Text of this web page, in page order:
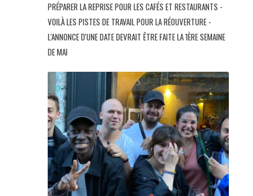
PRÉPARER LA REPRISE POUR LES CAFÉS ET RESTAURANTS -
VOILÀ LES PISTES DE TRAVAIL POUR LA RÉOUVERTURE -
L'ANNONCE D'UNE DATE DEVRAIT ÊTRE FAITE LA 1ÈRE SEMAINE
DE MAI